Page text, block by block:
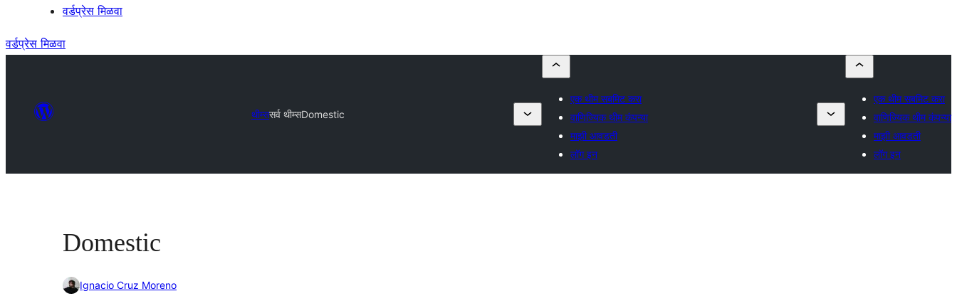
वर्डप्रेस मिळवा
वर्डप्रेस मिळवा
थीम्ससर्व थीम्सDomestic
एक थीम सबमिट करा
वाणिज्यिक थीम कंपन्या
माझी आवडती
लॉग इन
एक थीम सबमिट करा
वाणिज्यिक थीम कंपन्या
माझी आवडती
लॉग इन
Domestic
Ignacio Cruz Moreno